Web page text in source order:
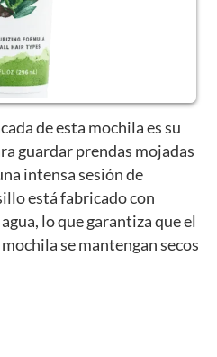
de esta mochila es su
guardar prendas mojadas
intensa sesión de
está fabricado con
lo que garantiza que el
se mantengan secos